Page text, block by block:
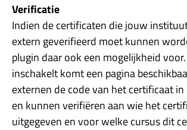
Verificatie
Indien de certificaten die jouw
extern geverifieerd moet kunnen
plugin daar ook een mogelijkheid
inschakelt komt een pagina
externen de code van het certificaat
en kunnen verifiëren aan wie het
uitgegeven en voor welke cursus dit